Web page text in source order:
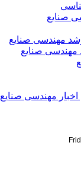
صنایع
مهندسی صنایع
مهندسی صنایع
مهندسی صنایع